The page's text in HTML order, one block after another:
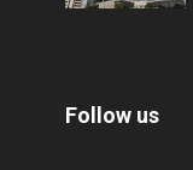
Follow us